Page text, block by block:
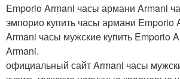
Emporio Armani часы армани Armani
эмпорио купить часы армани Emporio
Armani часы мужские купить Emporio
Armani.
официальный сайт Armani часы